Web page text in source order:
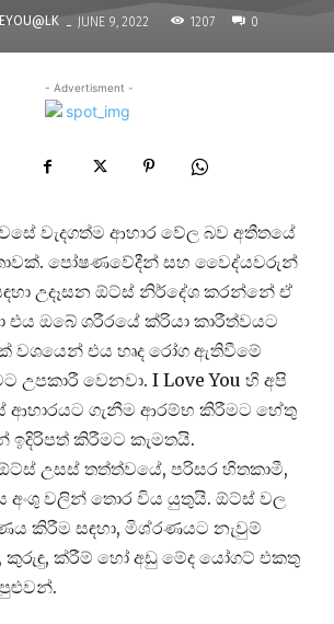
- JUNE 9, 2022 1207 0
- Advertisment -
වැදගත්ම ආහාර වේල බව අතීතයේ
පෝෂණවේදීන් සහ වෛද්යවරුන්
උදෑසන ඕට්ස් නිර්දේශ කරන්නේ ඒ
එය ඔබේ ශරීරයේ ක්රියා කාරීත්වයට
වශයෙන් එය හෘද රෝග ඇතිවීමේ
උපකාරී වෙනවා. I Love You හි අපි
ආහාරයට ගැනීම ආරම්භ කිරීමට හේතු
ඉදිරිපත් කිරීමට කැමතයි.
උසස් තත්ත්වයේ, පරිසර හිතකාමී,
අංශු වලින් තොර විය යුතුයි. ඕට්ස් වල
කිරීම සඳහා, මිශ්රණයට නැවුම්
කුරුඳු, ක්රීම් හෝ අඩු මේද යෝගට් එකතු